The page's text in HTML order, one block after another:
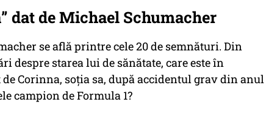
dat de Michael Schumacher
se află printre cele 20 de semnături. Din
despre starea lui de sănătate, care este în
Corinna, soția sa, după accidentul grav din anul
campion de Formula 1?